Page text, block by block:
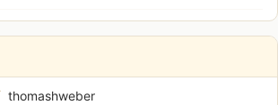
thomashweber